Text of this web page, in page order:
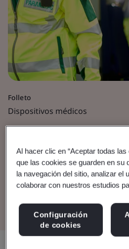
Folleto
Dispositivos médicos
activos
Al hacer clic en “Aceptar todas
que las cookies se guarden en su
la navegación del sitio, analizar el
colaborar con nuestros estudios
Configuración
de cookies